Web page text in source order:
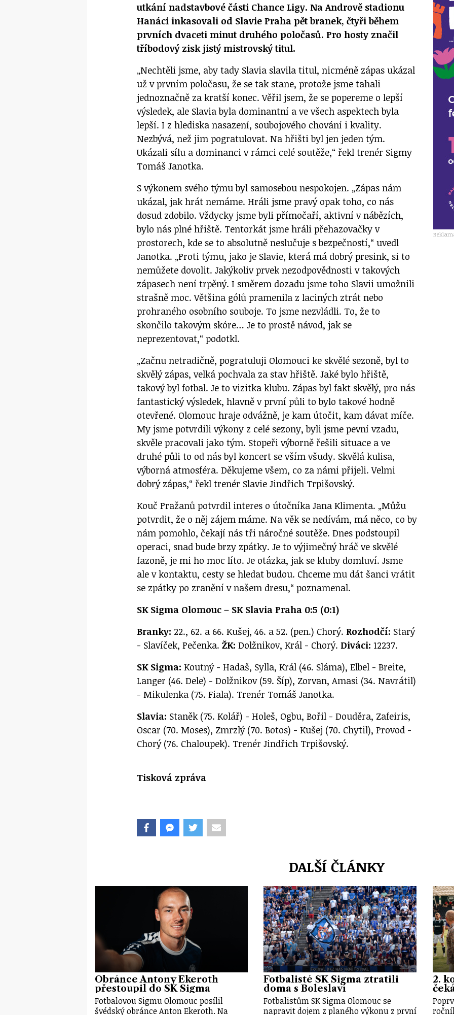
utkání nadstavbové části Chance Ligy. Na Andrově stadionu
Hanáci inkasovali od Slavie Praha pět branek, čtyři během
prvních dvaceti minut druhého poločasů. Pro hosty značil
tříbodový zisk jistý mistrovský titul.
„Nechtěli jsme, aby tady Slavia slavila titul, nicméně zápas ukázal
už v prvním poločasu, že se tak stane, protože jsme tahali
jednoznačně za kratší konec. Věřil jsem, že se popereme o lepší
výsledek, ale Slavia byla dominantní a ve všech aspektech byla
lepší. I z hlediska nasazení, soubojového chování i kvality.
Nezbývá, než jim pogratulovat. Na hřišti byl jen jeden tým.
Ukázali sílu a dominanci v rámci celé soutěže,“ řekl trenér Sigmy
Tomáš Janotka.
S výkonem svého týmu byl samosebou nespokojen. „Zápas nám
ukázal, jak hrát nemáme. Hráli jsme pravý opak toho, co nás
dosud zdobilo. Vždycky jsme byli přímočaří, aktivní v nábězích,
bylo nás plné hřiště. Tentorkát jsme hráli přehazovačky v
prostorech, kde se to absolutně neslučuje s bezpečností,“ uvedl
Janotka. „Proti týmu, jako je Slavie, která má dobrý presink, si to
nemůžete dovolit. Jakýkoliv prvek nezodpovědnosti v takových
zápasech není trpěný. I směrem dozadu jsme toho Slavii umožnili
strašně moc. Většina gólů pramenila z laciných ztrát nebo
prohraného osobního souboje. To jsme nezvládli. To, že to
skončilo takovým skóre… Je to prostě návod, jak se
neprezentovat,“ podotkl.
„Začnu netradičně, pogratuluji Olomouci ke skvělé sezoně, byl to
skvělý zápas, velká pochvala za stav hřiště. Jaké bylo hřiště,
takový byl fotbal. Je to vizitka klubu. Zápas byl fakt skvělý, pro nás
fantastický výsledek, hlavně v první půli to bylo takové hodně
otevřené. Olomouc hraje odvážně, je kam útočit, kam dávat míče.
My jsme potvrdili výkony z celé sezony, byli jsme pevní vzadu,
skvěle pracovali jako tým. Stopeři výborně řešili situace a ve
druhé půli to od nás byl koncert se vším všudy. Skvělá kulisa,
výborná atmosféra. Děkujeme všem, co za námi přijeli. Velmi
dobrý zápas,“ řekl trenér Slavie Jindřich Trpišovský.
Kouč Pražanů potvrdil interes o útočníka Jana Klimenta. „Můžu
potvrdit, že o něj zájem máme. Na věk se nedívám, má něco, co by
nám pomohlo, čekají nás tři náročné soutěže. Dnes podstoupil
operaci, snad bude brzy zpátky. Je to výjimečný hráč ve skvělé
fazoně, je mi ho moc líto. Je otázka, jak se kluby domluví. Jsme
ale v kontaktu, cesty se hledat budou. Chceme mu dát šanci vrátit
se zpátky po zranění v našem dresu,“ poznamenal.
SK Sigma Olomouc – SK Slavia Praha 0:5 (0:1)
Branky: 22., 62. a 66. Kušej, 46. a 52. (pen.) Chorý. Rozhodčí: Starý
- Slavíček, Pečenka.ŽK: Dolžnikov, Král - Chorý.Diváci: 12237.
SK Sigma: Koutný - Hadaš, Sylla, Král (46. Sláma), Elbel - Breite,
Langer (46. Dele) - Dolžnikov (59. Šíp), Zorvan, Amasi (34. Navrátil)
- Mikulenka (75. Fiala). Trenér Tomáš Janotka.
Slavia: Staněk (75. Kolář) - Holeš, Ogbu, Bořil - Douděra, Zafeiris,
Oscar (70. Moses), Zmrzlý (70. Botos) - Kušej (70. Chytil), Provod -
Chorý (76. Chaloupek). Trenér Jindřich Trpišovský.
Tisková zpráva
DALŠÍ ČLÁNKY
Obránce Antony Ekeroth
přestoupil do SK Sigma
Fotbalovou Sigmu Olomouc posílil
švédský obránce Anton Ekeroth. Na
Fotbalisté SK Sigma ztratili
doma s Boleslaví
Fotbalistům SK Sigma Olomouc se
napravit dojem z planého výkonu z první
2.